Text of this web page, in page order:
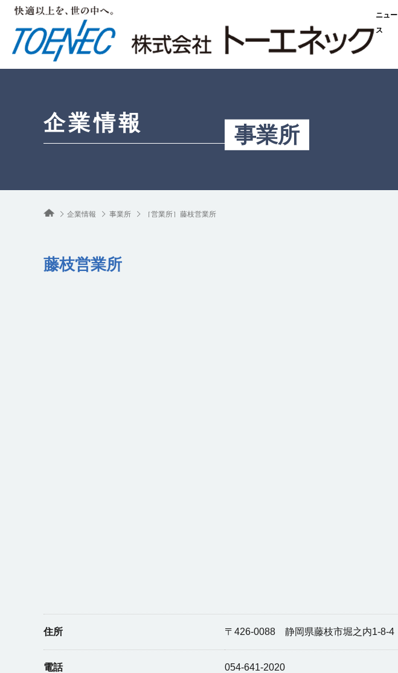
ニュー
ス
企業情報 事業所
企業情報 事業所 ［営業所］藤枝営業所
藤枝営業所
住所 〒426-0088 静岡県藤枝市堀之内1-8-4
電話 054-641-2020